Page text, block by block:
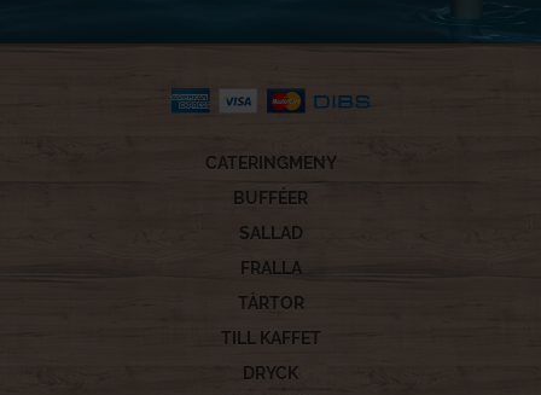
CATERINGMENY
BUFFÉER
SALLAD
FRALLA
TÅRTOR
TILL KAFFET
DRYCK